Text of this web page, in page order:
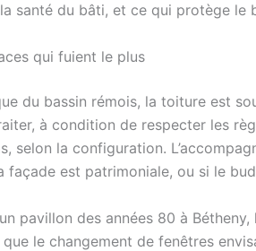
santé du bâti, et ce qui protège le
qui fuient le plus
du bassin rémois, la toiture est
à condition de respecter les
selon la configuration.
façade est patrimoniale, ou si le
pavillon des années 80 à
le changement de fenêtres